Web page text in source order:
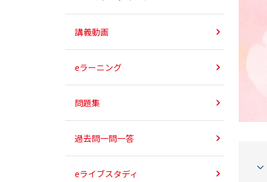
講義動画
eラーニング
問題集
過去問一問一答
eライブスタディ